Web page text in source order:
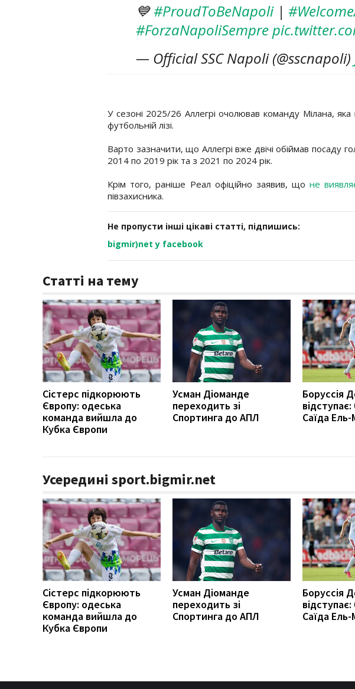
💙#ProudToBeNapoli|
#ForzaNapoliSempre
— Official SSC Napoli (@sscnapoli)
У сезоні 2025/26 Аллегрі очолював команду Мілана, яка
футбольній лізі.
Варто зазначити, що Аллегрі вже двічі обіймав посаду
2014 по 2019 рік та з 2021 по 2024 рік.
Крім того, раніше Реал офіційно заявив, щоне
півзахисника.
Не пропусти інші цікаві статті, підпишись:
bigmir)net у facebook
Статті на тему
Сістерс підкорюють
Європу: одеська
команда вийшла до
Кубка Європи
Усман Діоманде
переходить зі
Спортинга до АПЛ
Боруссія
Саїда
Усередині sport.bigmir.net
Сістерс підкорюють
Європу: одеська
команда вийшла до
Кубка Європи
Усман Діоманде
переходить зі
Спортинга до АПЛ
Боруссія
Саїда